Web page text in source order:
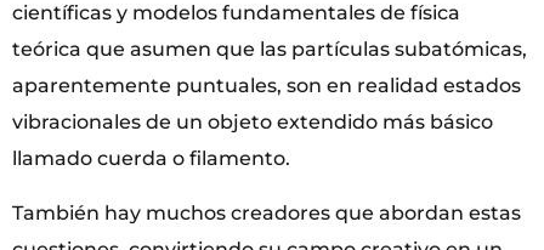
científicas y modelos fundamentales de física
teórica que asumen que las partículas subatómicas,
aparentemente puntuales, son en realidad estados
vibracionales de un objeto extendido más básico
llamado cuerda o filamento.
También hay muchos creadores que abordan estas